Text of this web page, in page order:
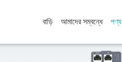
বাড়ি আমাদের সম্বন্ধে পণ্য